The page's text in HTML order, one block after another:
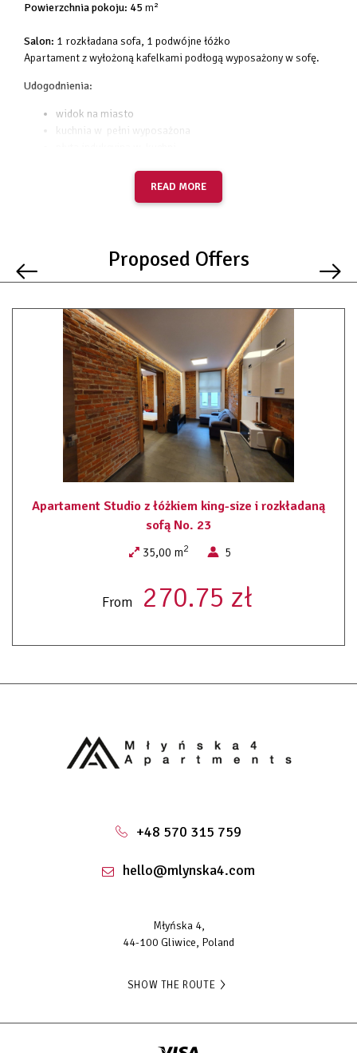
Powierzchnia pokoju: 45 m²
Salon: 1 rozkładana sofa, 1 podwójne łóżko
Apartament z wyłożoną kafelkami podłogą wyposażony w sofę.
Udogodnienia:
widok na miasto
kuchnia w pełni wyposażona
telewizor z płaskim ekranem
podłoga wyłożona kafelkami
szafa / garderoba
prysznic
łazienka
ręczniki
pościel
dojście na wyższe piętra tylko schodami
pralnia ogólnodostepna
READ MORE
Proposed Offers
Apartament Studio z łóżkiem king-size i rozkładaną
sofą No. 23
35,00 m2 5
From 270.75 zł
+48 570 315 759
hello@mlynska4.com
Młyńska 4,
44-100 Gliwice, Poland
SHOW THE ROUTE